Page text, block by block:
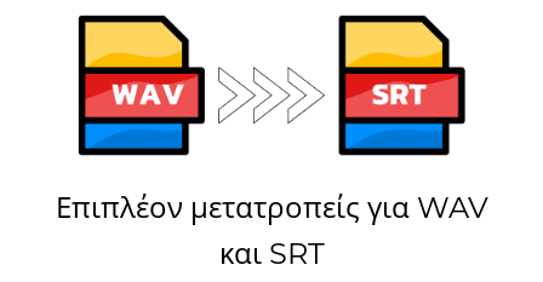
Επιπλέον μετατροπείς για WAV
και SRT